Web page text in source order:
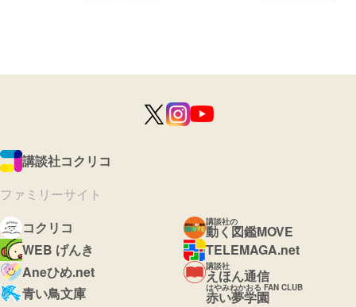
講談社コクリコ
ファミリーサイト
コクリコ
講談社の
動く図鑑MOVE
WEB げんき
TELEMAGA.net
Aneひめ.net
講談社
えほん通信
青い鳥文庫
はやみねかおる FAN CLUB
赤い夢学園